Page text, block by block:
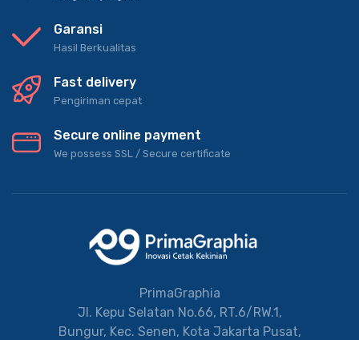
Garansi
Hasil Berkualitas
Fast delivery
Pengiriman cepat
Secure online payment
We possess SSL / Secure сertificate
PrimaGraphia
Jl. Kepu Selatan No.66, RT.6/RW.1,
Bungur, Kec. Senen, Kota Jakarta Pusat,